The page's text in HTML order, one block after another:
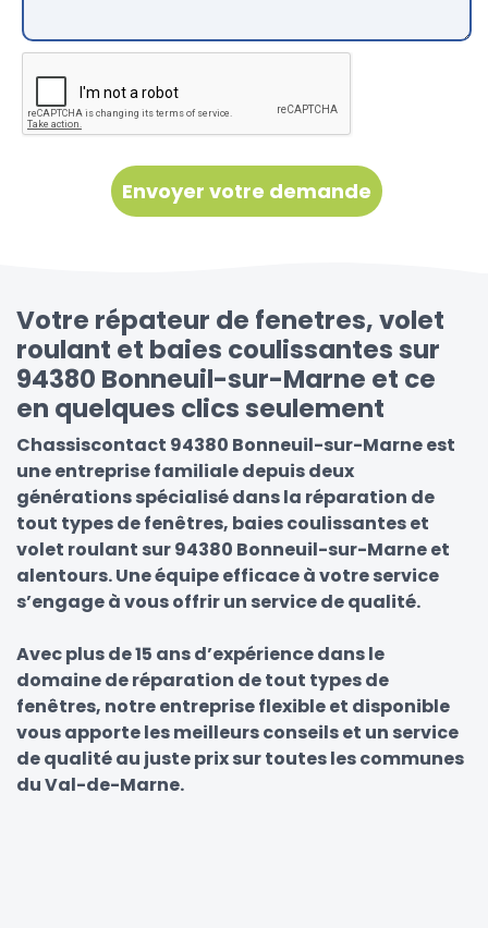
Votre répateur de fenetres, volet
roulant et baies coulissantes sur
94380 Bonneuil-sur-Marne et ce
en quelques clics seulement
Chassiscontact 94380 Bonneuil-sur-Marne est
une entreprise familiale depuis deux
générations spécialisé dans la réparation de
tout types de fenêtres, baies coulissantes et
volet roulant sur 94380 Bonneuil-sur-Marne et
alentours. Une équipe efficace à votre service
s’engage à vous offrir un service de qualité.
Avec plus de 15 ans d’expérience dans le
domaine de réparation de tout types de
fenêtres, notre entreprise flexible et disponible
vous apporte les meilleurs conseils et un service
de qualité au juste prix sur toutes les communes
du Val-de-Marne.